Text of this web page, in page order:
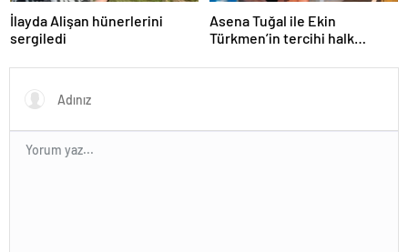
İlayda Alişan hünerlerini
sergiledi
Asena Tuğal ile Ekin
Türkmen’in tercihi halk